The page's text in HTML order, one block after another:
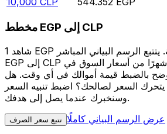
مخطط EGP إلى CLP
شاهد 1 EGP الخاص بك أثناء الحركة. يتتبع الرسم البياني المباشر
EGP إلى CLP الخاص بنا على مدار 12 شهرًا من أسعار السوق في
بالضبط قيمة أموالك في أي وقت. هل
السعر لصالحك؟ اضبط تنبيه السعر
وسنخبرك عندما يصل إلى هدفك.
تتبع سعر الصرف عرض الرسم البياني كاملًا